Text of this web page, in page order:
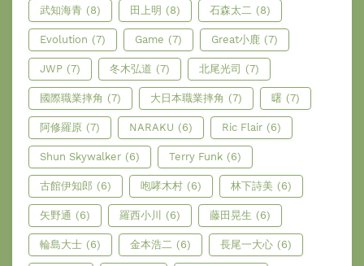
武知海青 (8) 田上明 (8) 石森太二 (8)
Evolution (7) Game (7) Great小鹿 (7)
JWP (7) 冬木弘道 (7) 北尾光司 (7)
國際職業摔角 (7) 大日本職業摔角 (7) 曙 (7)
阿修羅原 (7) NARAKU (6) Ric Flair (6)
Shun Skywalker (6) Terry Funk (6)
古館伊知郎 (6) 咆哮木村 (6) 林下詩美 (6)
矢野通 (6) 羅西小川 (6) 藤田晃生 (6)
輪島大士 (6) 金本浩二 (6) 長尾一大心 (6)